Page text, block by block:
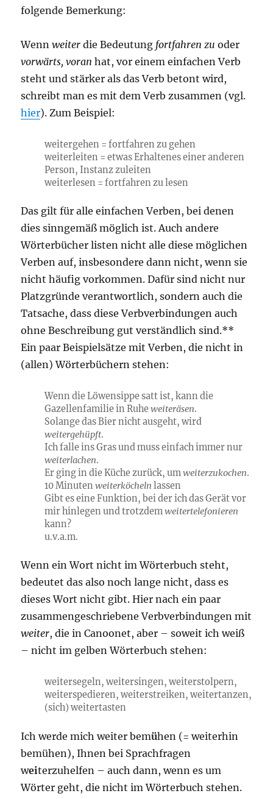
folgende Bemerkung:
Wennweiter die Bedeutung fortfahren zu oder
vorwärts, voran hat, vor einem einfachen Verb
steht und stärker als das Verb betont wird,
schreibt man es mit dem Verb zusammen (vgl.
hier). Zum Beispiel:
weitergehen = fortfahren zu gehen
weiterleiten = etwas Erhaltenes einer anderen
Person, Instanz zuleiten
weiterlesen = fortfahren zu lesen
Das gilt für alle einfachen Verben, bei denen
dies sinngemäß möglich ist. Auch andere
Wörterbücher listen nicht alle diese möglichen
Verben auf, insbesondere dann nicht, wenn sie
nicht häufig vorkommen. Dafür sind nicht nur
Platzgründe verantwortlich, sondern auch die
Tatsache, dass diese Verbverbindungen auch
ohne Beschreibung gut verständlich sind.**
Ein paar Beispielsätze mit Verben, die nicht in
(allen) Wörterbüchern stehen:
Wenn die Löwensippe satt ist, kann die
Gazellenfamilie in Ruheweiteräsen.
Solange das Bier nicht ausgeht, wird
weitergehüpft.
Ich falle ins Gras und muss einfach immer nur
weiterlachen.
Er ging in die Küche zurück, umweiterzukochen.
10 Minuten weiterköcheln lassen
Gibt es eine Funktion, bei der ich das Gerät vor
mir hinlegen und trotzdemweitertelefonieren
kann?
u.v.a.m.
Wenn ein Wort nicht im Wörterbuch steht,
bedeutet das also noch lange nicht, dass es
dieses Wort nicht gibt. Hier nach ein paar
zusammengeschriebene Verbverbindungen mit
weiter, die in Canoonet, aber – soweit ich weiß
– nicht im gelben Wörterbuch stehen:
weitersegeln, weitersingen, weiterstolpern,
weiterspedieren, weiterstreiken, weitertanzen,
(sich) weitertasten
Ich werde mich weiter bemühen (= weiterhin
bemühen), Ihnen bei Sprachfragen
weiterzuhelfen – auch dann, wenn es um
Wörter geht, die nicht im Wörterbuch stehen.